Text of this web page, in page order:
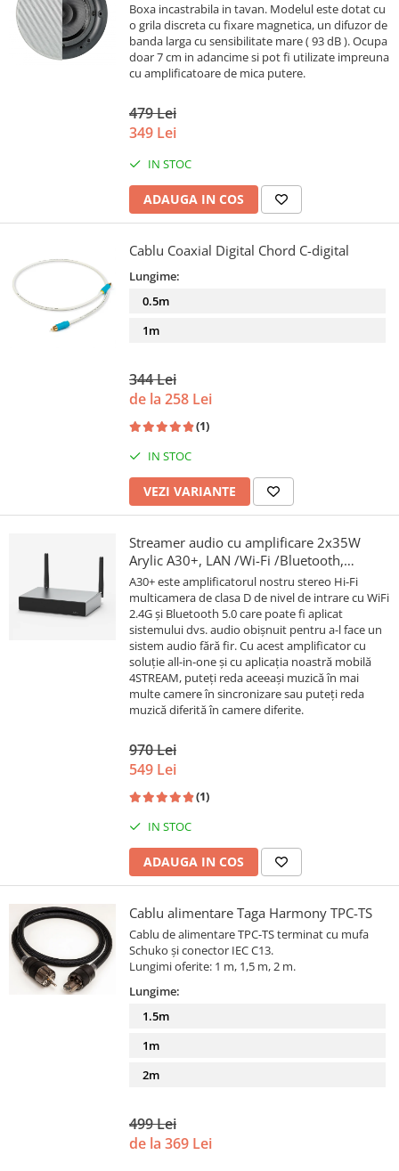
Boxa incastrabila in tavan. Modelul este dotat cu
o grila discreta cu fixare magnetica, un difuzor de
banda larga cu sensibilitate mare ( 93 dB ). Ocupa
doar 7 cm in adancime si pot fi utilizate impreuna
cu amplificatoare de mica putere.
479 Lei
349 Lei
IN STOC
ADAUGA IN COS
Cablu Coaxial Digital Chord C-digital
Lungime:
0.5m
1m
344 Lei
de la 258 Lei
(1)
IN STOC
VEZI VARIANTE
Streamer audio cu amplificare 2x35W
Arylic A30+, LAN /Wi-Fi /Bluetooth,
24bit/192kHz, Multiroom
A30+ este amplificatorul nostru stereo Hi-Fi
multicamera de clasa D de nivel de intrare cu WiFi
2.4G și Bluetooth 5.0 care poate fi aplicat
sistemului dvs. audio obișnuit pentru a-l face un
sistem audio fără fir. Cu acest amplificator cu
soluție all-in-one și cu aplicația noastră mobilă
4STREAM, puteți reda aceeași muzică în mai
multe camere în sincronizare sau puteți reda
muzică diferită în camere diferite.
970 Lei
549 Lei
(1)
IN STOC
ADAUGA IN COS
Cablu alimentare Taga Harmony TPC-TS
Cablu de alimentare TPC-TS terminat cu mufa
Schuko și conector IEC C13.
Lungimi oferite: 1 m, 1,5 m, 2 m.
Lungime:
1.5m
1m
2m
499 Lei
de la 369 Lei